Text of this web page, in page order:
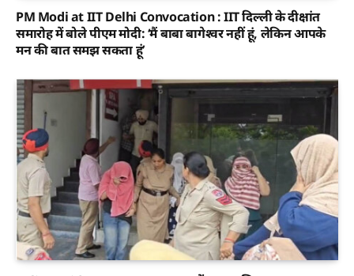
PM Modi at IIT Delhi Convocation : IIT दिल्ली के दीक्षांत
समारोह में बोले पीएम मोदी: ‘मैं बाबा बागेश्वर नहीं हूं, लेकिन आपके
मन की बात समझ सकता हूं’